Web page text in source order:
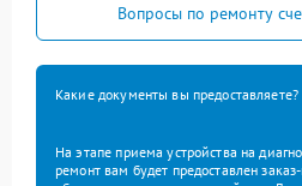
Вопросы по ремонту
Какие документы вы предоставляете?
На этапе приема устройства на
ремонт вам будет предоставлен